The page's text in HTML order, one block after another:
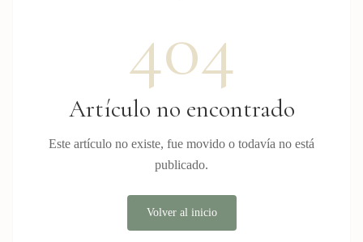
404
Artículo no encontrado
Este artículo no existe, fue movido o todavía no está
publicado.
Volver al inicio